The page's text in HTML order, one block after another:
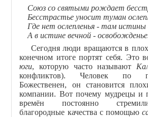
Союз со святыми рождает
Бесстрастье уносит туман
Где нет ослепленья - там истины
А в истине вечной -
Сегодня люди вращаются в
конечном итоге портят себя. Это
юги, которую часто называют
конфликтов). Человек по
Божественен, он становится
компании. Вот почему мудрецы и
времён постоянно
благородные качества с помощью